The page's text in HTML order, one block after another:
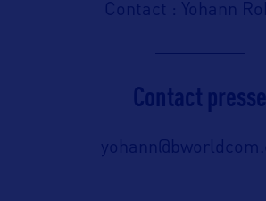
Contact : Yohann
Contact presse